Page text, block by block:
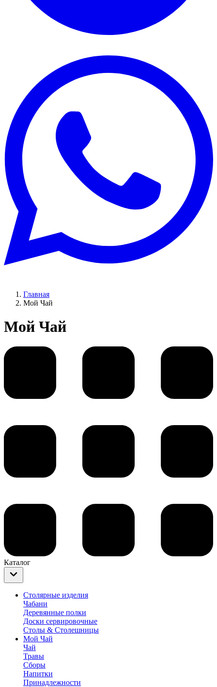
Главная
Мой Чай
Мой Чай
Каталог
Столярные изделия
Чабани
Деревянные полки
Доски сервировочные
Столы & Столешницы
Мой Чай
Чай
Травы
Сборы
Напитки
Принадлежности